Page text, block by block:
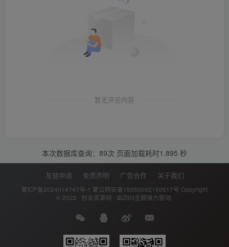
暂无评论内容
本次数据库查询：89次 页面加载耗时1.895 秒
友链申请 免责声明 广告合作 关于我们
蒙ICP备2024014747号-1 蒙公网安备15050002150517号 Copyright
© 2022 · 创业资源网 · 由Zibll主题强力驱动.